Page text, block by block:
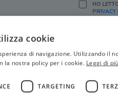
HO
PRIVACY
IN
SÌ,
OFFERTE
[FINALITÀ
cookie
di navigazione. Utilizzando il
la nostra policy per i cookie. Leggi di più
TARGETING